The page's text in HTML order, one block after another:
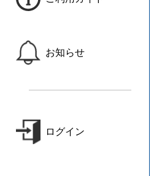
お知らせ
ログイン